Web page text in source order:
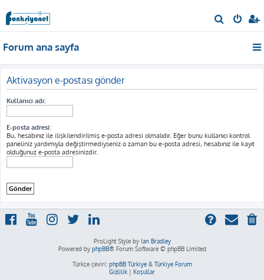
r
Forum ana sayfa
Aktivasyon e-postası gönder
Kullanıcı adı:
E-posta adresi:
Bu, hesabınız ile ilişkilendirilmiş e-posta adresi olmalıdır. Eğer bunu kullanıcı kontrol
paneliniz yardımıyla değiştirmediyseniz o zaman bu e-posta adresi, hesabınız ile kayıt
olduğunuz e-posta adresinizdir.
ProLight Style by Ian Bradley
Powered by phpBB® Forum Software © phpBB Limited
Türkçe çeviri: phpBB Türkiye& Türkiye Forum
Gizlilik | Koşullar